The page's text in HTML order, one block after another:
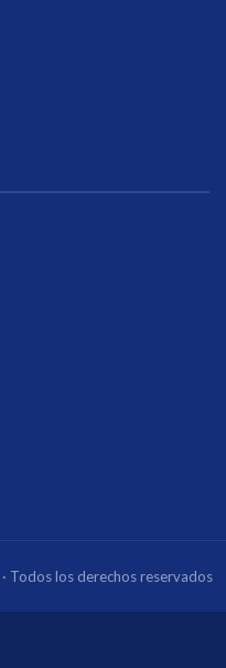
· Todos los derechos reservados